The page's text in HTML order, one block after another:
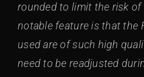
rounded to limit the risk of
notable feature is that the
used are of such high
need to be readjusted